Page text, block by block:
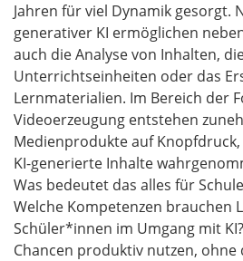
Jahren für viel Dynamik gesorgt.
generativer KI ermöglichen
auch die Analyse von Inhalten,
Unterrichtseinheiten oder das
Lernmaterialien. Im Bereich der
Videoerzeugung entstehen
Medienprodukte auf
KI-generierte Inhalte
Was bedeutet das alles für
Welche Kompetenzen brauchen
Schüler*innen im Umgang mit
Chancen produktiv nutzen, ohne